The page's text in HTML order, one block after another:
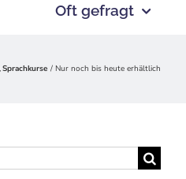
Oft gefragt
Sprachkurse Nur noch bis heute erhältlich